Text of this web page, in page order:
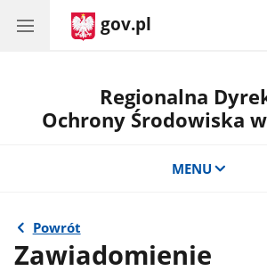
gov.pl
Regionalna
Ochrony Środowiska
MENU
Powrót
Zawiadomienie